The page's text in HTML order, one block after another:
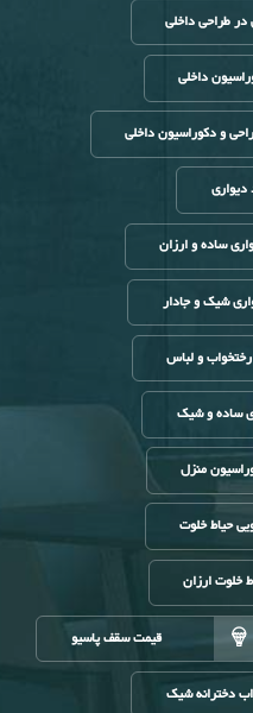
طراحی داخلی
داخلی
و دکوراسیون داخلی
دیواری
ساده و ارزان
شیک و جادار
و لباس
ساده و شیک
منزل
حیاط خلوت
خلوت ارزان
قیمت سقف پاسیو
دخترانه شیک